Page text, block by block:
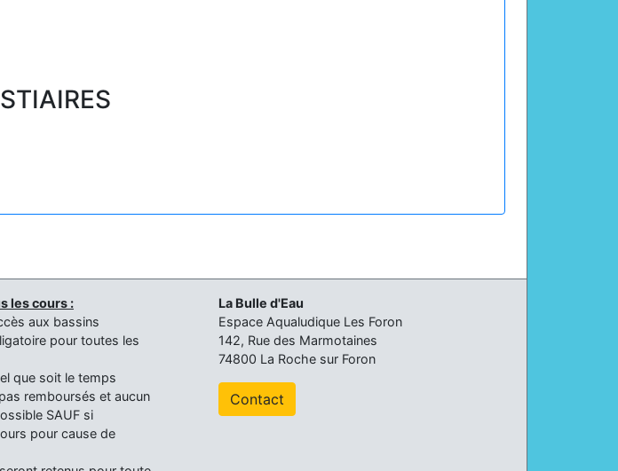
les cours :
aux bassins
pour toutes les
que soit le temps
remboursés et aucun
SAUF si
pour cause de
La Bulle d'Eau
Espace Aqualudique Les Foron
142, Rue des Marmotaines
74800 La Roche sur Foron
Contact